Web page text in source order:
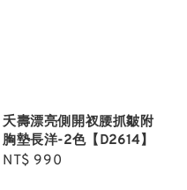
夭壽漂亮側開衩腰抓皺附
胸墊長洋-2色【D2614】
Regular
NT$ 990